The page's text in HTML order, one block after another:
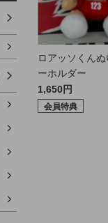
ロアッソくん
ーホルダー
1,650円
会員特典